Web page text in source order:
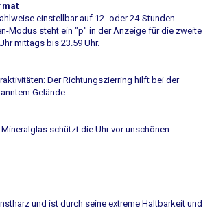
einstellbar auf 12- oder 24-Stunden-
Modus steht ein "p" in der Anzeige für die zweite
mittags bis 23.59 Uhr.
Der Richtungszierring hilft bei der
Gelände.
schützt die Uhr vor unschönen
und ist durch seine extreme Haltbarkeit und